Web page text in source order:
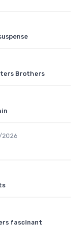
Brothers
fascinant